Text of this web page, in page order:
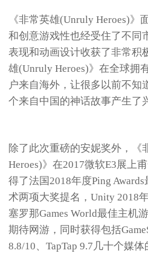
《非常英雄(Unruly Heroes)》
和创意游戏性也经受住了不同
表现和动画设计收获了非常积
雄(Unruly Heroes)》在全球拥
户来自海外，让很多以前不知
个来自中国的神话故事产生了
除了此次重磅的安妮奖外，《
Heroes)》在2017微软E3展上
得了法国2018年度Ping
术两项大奖提名，Unity 2018
塞罗那Games World最佳主机
期待网游，同时获得包括
8.8/10、TapTap 9.7几十个媒